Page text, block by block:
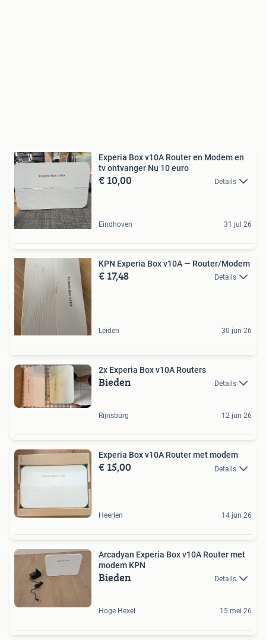
Experia Box v10A Router en Modem en
tv ontvanger Nu 10 euro
€ 10,00 Details
Eindhoven 31 jul 26
KPN Experia Box v10A — Router/Modem
€ 17,48 Details
Leiden 30 jun 26
2x Experia Box v10A Routers
Bieden Details
Rijnsburg 12 jun 26
Experia Box v10A Router met modem
€ 15,00 Details
Heerlen 14 jun 26
Arcadyan Experia Box v10A Router met
modem KPN
Bieden Details
Hoge Hexel 15 mei 26